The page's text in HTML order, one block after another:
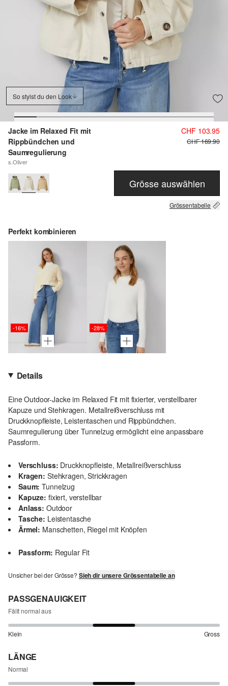
So stylst du den Look
Jacke im Relaxed Fit mit
Rippbündchen und
Saumregulierung
s.Oliver
CHF 103.95
CHF 169.90
Grösse auswählen
Grössentabelle
Perfekt kombinieren
-16% -28%
Details
Eine Outdoor-Jacke im Relaxed Fit mit fixierter, verstellbarer
Kapuze und Stehkragen. Metallreißverschluss mit
Druckknopfleiste, Leistentaschen und Rippbündchen.
Saumregulierung über Tunnelzug ermöglicht eine anpassbare
Passform.
Verschluss: Druckknopfleiste, Metallreißverschluss
Kragen: Stehkragen, Strickkragen
Saum: Tunnelzug
Kapuze: fixiert, verstellbar
Anlass: Outdoor
Tasche: Leistentasche
Ärmel: Manschetten, Riegel mit Knöpfen
Passform: Regular Fit
Unsicher bei der Grösse? Sieh dir unsere Grössentabelle an
PASSGENAUIGKEIT
Fällt normal aus
Klein Gross
LÄNGE
Normal